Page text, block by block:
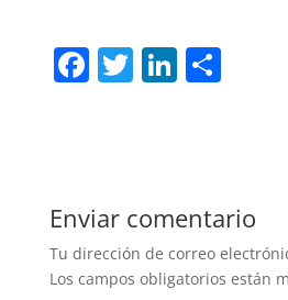
F
b
o
o
T Li
dI
n
C
ar
tir
Enviar comentario
Tu dirección de correo
Los campos obligatorios están